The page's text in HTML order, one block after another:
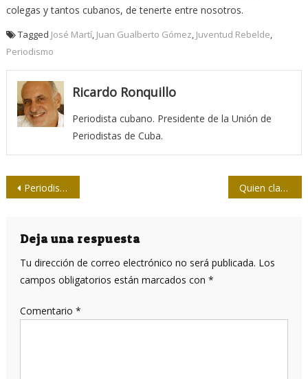
colegas y tantos cubanos, de tenerte entre nosotros.
Tagged José Martí, Juan Gualberto Gómez, Juventud Rebelde,
Periodismo
Ricardo Ronquillo
Periodista cubano. Presidente de la Unión de
Periodistas de Cuba.
Navegación
entradas
Periodistas cubanas visitan la Quinta de los Molinos Quien clasifica y bautiza, domina
Deja una respuesta
Tu dirección de correo electrónico no será publicada. Los
campos obligatorios están marcados con *
Comentario *